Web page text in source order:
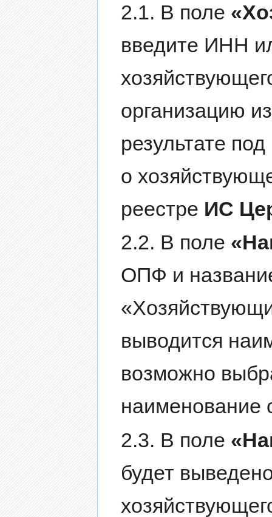
2.1. В поле
введите ИНН
организацию
результате
о
реестре ИС
2.2. В поле
ОПФ и
выводится
возможно
2.3. В поле
будет